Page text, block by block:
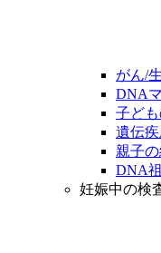
がん/
DNA
子ど
遺伝
親子
DNA
妊娠中の検